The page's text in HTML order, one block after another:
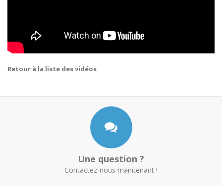
Retour à la liste des vidéos
Une question ?
Contactez-nous maintenant !